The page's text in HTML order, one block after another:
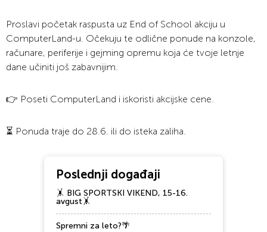
Proslavi početak raspusta uz End of School akciju u
ComputerLand-u. Očekuju te odlične ponude na konzole,
računare, periferije i gejming opremu koja će tvoje letnje
dane učiniti još zabavnijim.
👉 Poseti ComputerLand i iskoristi akcijske cene.
⏳ Ponuda traje do 28.6. ili do isteka zaliha.
Poslednji događaji
🤸 BIG SPORTSKI VIKEND, 15-16.
avgust🤸
Spremni za leto?🌴